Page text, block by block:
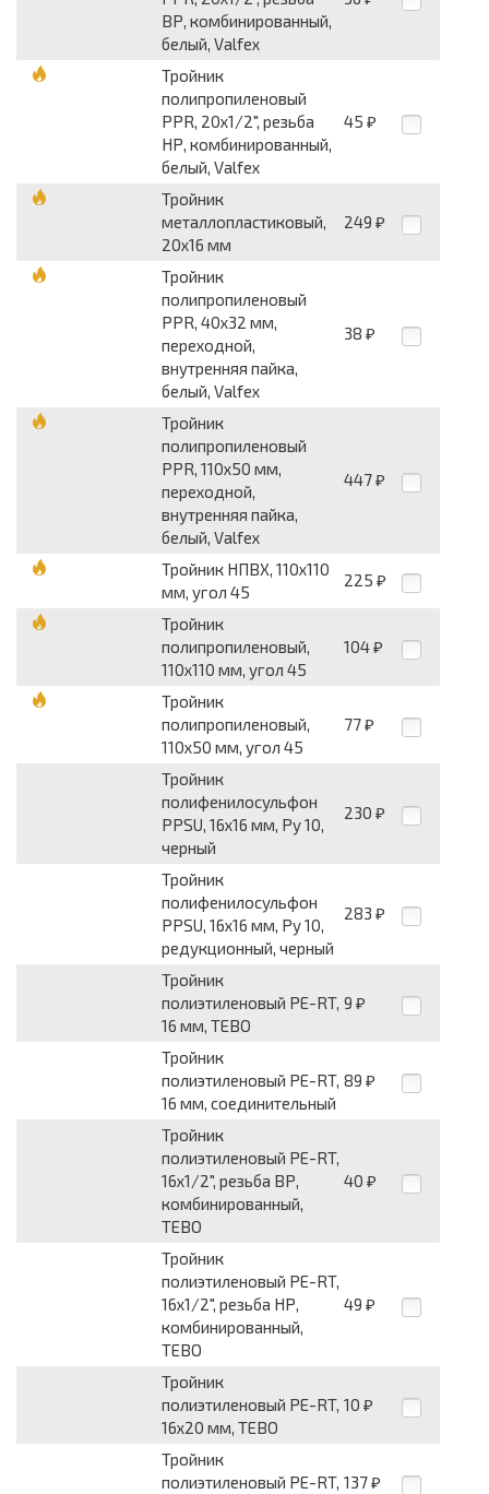
ВР, комбинированный,
белый, Valfex
Тройник
полипропиленовый
PPR, 20x1/2", резьба
НР, комбинированный,
белый, Valfex
45 ₽
Тройник
металлопластиковый,
20x16 мм
249 ₽
Тройник
полипропиленовый
PPR, 40x32 мм,
переходной,
внутренняя пайка,
белый, Valfex
38 ₽
Тройник
полипропиленовый
PPR, 110x50 мм,
переходной,
внутренняя пайка,
белый, Valfex
447 ₽
Тройник НПВХ, 110x110
мм, угол 45
225 ₽
Тройник
полипропиленовый,
110x110 мм, угол 45
104 ₽
Тройник
полипропиленовый,
110x50 мм, угол 45
77 ₽
Тройник
полифенилосульфон
PPSU, 16x16 мм, Pу 10,
черный
230 ₽
Тройник
полифенилосульфон
PPSU, 16x16 мм, Pу 10,
редукционный, черный
283 ₽
Тройник
полиэтиленовый PE-RT,
16 мм, TEBO
9 ₽
Тройник
полиэтиленовый PE-RT,
16 мм, соединительный
89 ₽
Тройник
полиэтиленовый PE-RT,
16x1/2", резьба ВР,
комбинированный,
TEBO
40 ₽
Тройник
полиэтиленовый PE-RT,
16x1/2", резьба НР,
комбинированный,
TEBO
49 ₽
Тройник
полиэтиленовый PE-RT,
16x20 мм, TEBO
10 ₽
Тройник
полиэтиленовый PE-RT, 137 ₽